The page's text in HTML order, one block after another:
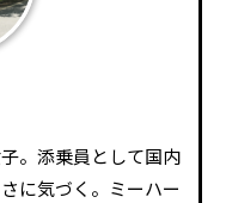
。添乗員として国内
に気づく。ミーハー